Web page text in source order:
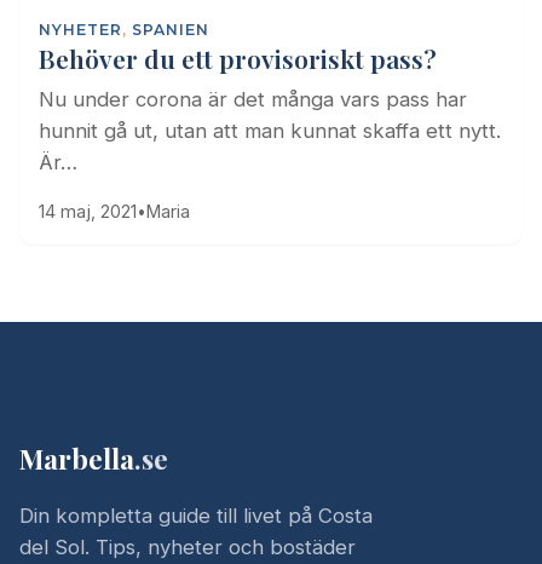
NYHETER , SPANIEN
Behöver du ett provisoriskt pass?
Nu under corona är det många vars pass har
hunnit gå ut, utan att man kunnat skaffa ett nytt.
Är…
14 maj, 2021•Maria
Marbella.se
Din kompletta guide till livet på Costa
del Sol. Tips, nyheter och bostäder